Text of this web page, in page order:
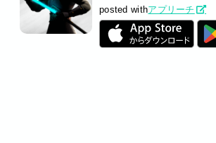
posted withアプリーチ